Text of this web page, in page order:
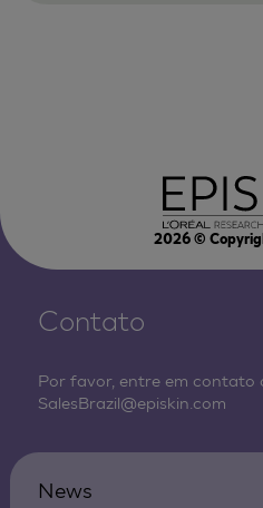
2026©
Contato
Por favor, entre em contato
SalesBrazil@episkin.com
News